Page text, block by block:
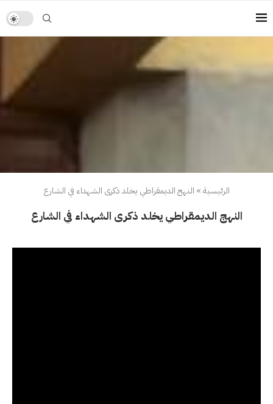
الرئيسية» النهج الديمقراطي يخلد ذكرى الشهداء في الشارع
النهج الديمقراطي يخلد ذكرى الشهداء في الشارع